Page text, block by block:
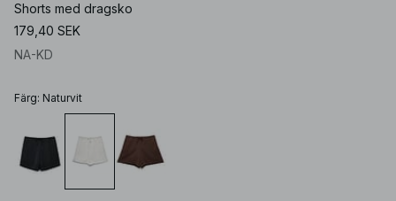
Shorts med dragsko
179,40 SEK
NA-KD
Färg: Naturvit